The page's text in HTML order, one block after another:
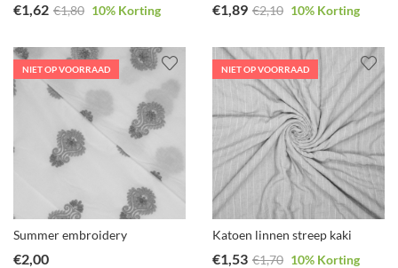
€1,62 €1,80 10% Korting €1,89 €2,10 10% Korting
NIET OP VOORRAAD
Summer embroidery
€2,00
NIET OP VOORRAAD
Katoen linnen streep kaki
€1,53 €1,70 10% Korting